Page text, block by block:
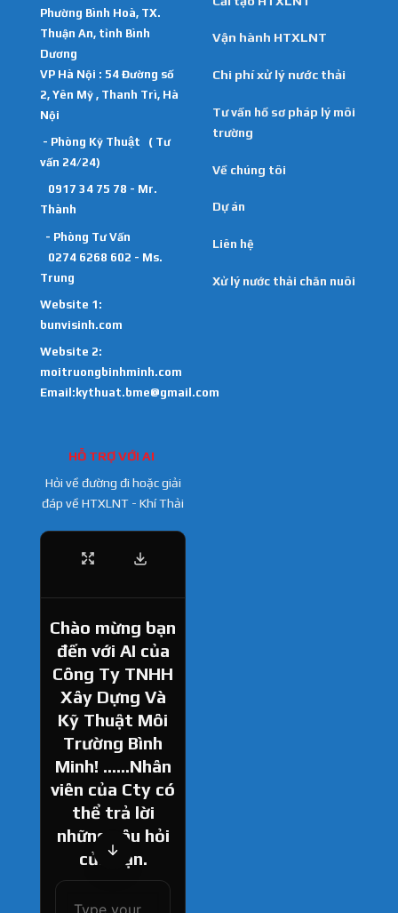
Phường Bình Hoà, TX.
Thuận An, tỉnh Bình
Dương
VP Hà Nội : 54 Đường số
2, Yên Mỹ , Thanh Trì, Hà
Nội
- Phòng Kỹ Thuật ( Tư
vấn 24/24)
0917 34 75 78 - Mr.
Thành
- Phòng Tư Vấn
0274 6268 602 - Ms.
Trung
Website 1:
bunvisinh.com
Website 2:
moitruongbinhminh.com
Email:kythuat.bme@gmail.com
Vận hành HTXLNT
Chi phí xử lý nước thải
Tư vấn hồ sơ pháp lý môi
trường
Về chúng tôi
Dự án
Liên hệ
Xử lý nước thải chăn nuôi
HỖ TRỢ VỚI AI
Hỏi về đường đi hoặc giải
đáp về HTXLNT - Khí Thải
Chào mừng bạn
đến với AI của
Công Ty TNHH
Xây Dựng Và
Kỹ Thuật Môi
Trường Bình
Minh! ......Nhân
viên của Cty có
thể trả lời
những câu hỏi
của bạn.
How can I help